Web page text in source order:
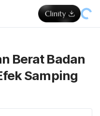
Berat Badan
Samping